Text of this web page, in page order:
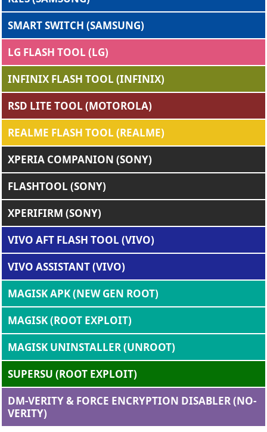
SMART SWITCH (SAMSUNG)
LG FLASH TOOL (LG)
INFINIX FLASH TOOL (INFINIX)
RSD LITE TOOL (MOTOROLA)
REALME FLASH TOOL (REALME)
XPERIA COMPANION (SONY)
FLASHTOOL (SONY)
XPERIFIRM (SONY)
VIVO AFT FLASH TOOL (VIVO)
VIVO ASSISTANT (VIVO)
MAGISK APK (NEW GEN ROOT)
MAGISK (ROOT EXPLOIT)
MAGISK UNINSTALLER (UNROOT)
SUPERSU (ROOT EXPLOIT)
DM-VERITY & FORCE ENCRYPTION DISABLER (NO-
VERITY)